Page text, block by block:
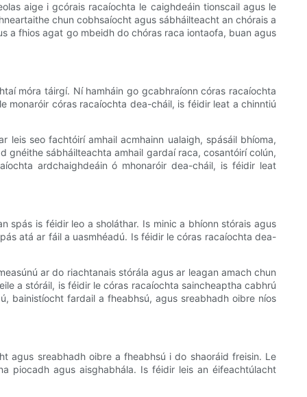
aige i gcórais racaíochta le caighdeáin tionscail agus le
chun cobhsaíocht agus sábháilteacht an chórais a
a fhios agat go mbeidh do chóras raca iontaofa, buan agus
móra táirgí. Ní hamháin go gcabhraíonn córas racaíochta
monaróir córas racaíochta dea-cháil, is féidir leat a chinntiú
leis seo fachtóirí amhail acmhainn ualaigh, spásáil bhíoma,
gnéithe sábháilteachta amhail gardaí raca, cosantóirí colún,
ardchaighdeáin ó mhonaróir dea-cháil, is féidir leat
spás is féidir leo a sholáthar. Is minic a bhíonn stórais agus
atá ar fáil a uasmhéadú. Is féidir le córas racaíochta dea-
ar do riachtanais stórála agus ar leagan amach chun
a stóráil, is féidir le córas racaíochta saincheaptha cabhrú
bainistíocht fardail a fheabhsú, agus sreabhadh oibre níos
agus sreabhadh oibre a fheabhsú i do shaoráid freisin. Le
piocadh agus aisghabhála. Is féidir leis an éifeachtúlacht